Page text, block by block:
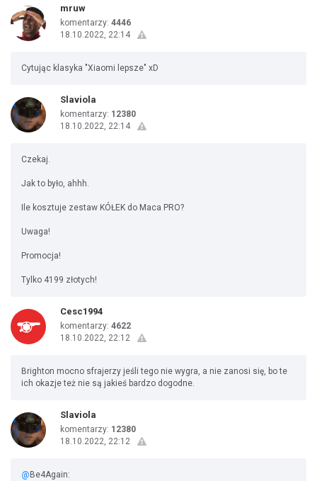
mruw
komentarzy: 4446
18.10.2022, 22:14
Cytując klasyka "Xiaomi lepsze" xD
Slaviola
komentarzy: 12380
18.10.2022, 22:14
Czekaj.
Jak to było, ahhh.
Ile kosztuje zestaw KÓŁEK do Maca PRO?
Uwaga!
Promocja!
Tylko 4199 złotych!
Cesc1994
komentarzy: 4622
18.10.2022, 22:12
Brighton mocno sfrajerzy jeśli tego nie wygra, a nie zanosi się, bo te
ich okazje też nie są jakieś bardzo dogodne.
Slaviola
komentarzy: 12380
18.10.2022, 22:12
@ Be4Again: